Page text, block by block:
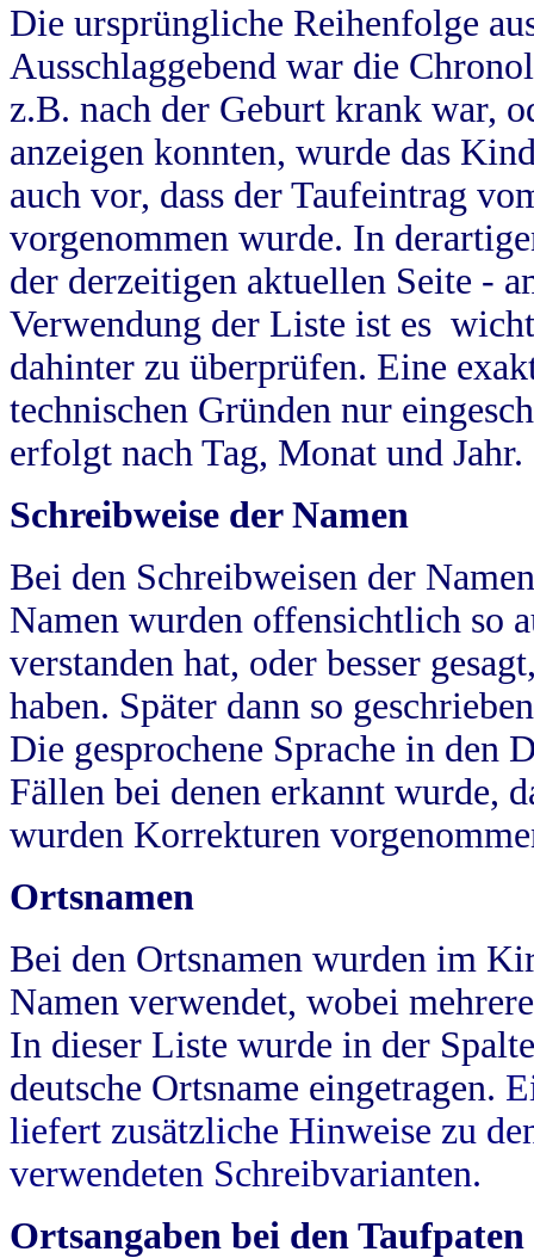
Die ursprüngliche Reihenfolge
Ausschlaggebend war die
z.B. nach der Geburt krank war,
anzeigen konnten, wurde das
auch vor, dass der Taufeintrag
vorgenommen wurde. In
der derzeitigen aktuellen Seite -
Verwendung der Liste ist es
dahinter zu überprüfen. Eine
technischen Gründen nur
erfolgt nach Tag, Monat und Jahr.
Schreibweise der Namen
Bei den Schreibweisen der
Namen wurden offensichtlich so
verstanden hat, oder besser
haben. Später dann so
Die gesprochene Sprache in
Fällen bei denen erkannt wurde,
wurden Korrekturen
Ortsnamen
Bei den Ortsnamen wurden im
Namen verwendet, wobei
In dieser Liste wurde in der
deutsche Ortsname eingetragen.
liefert zusätzliche Hinweise zu
verwendeten Schreibvarianten.
Ortsangaben bei den Taufpaten